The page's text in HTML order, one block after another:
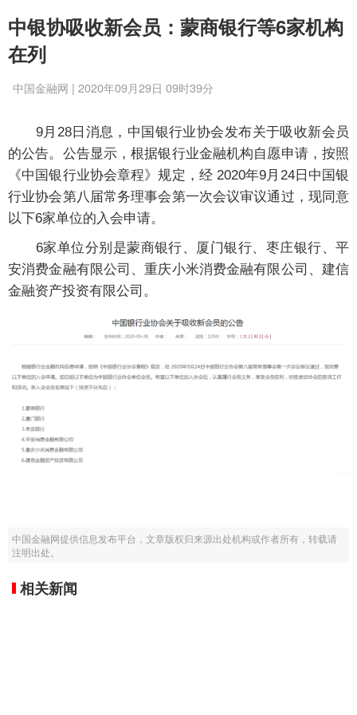
中银协吸收新会员：蒙商银行等6家机构
在列
中国金融网 | 2020年09月29日 09时39分
9月28日消息，中国银行业协会发布关于吸收新会员
的公告。公告显示，根据银行业金融机构自愿申请，按照
《中国银行业协会章程》规定，经 2020年9月24日中国银
行业协会第八届常务理事会第一次会议审议通过，现同意
以下6家单位的入会申请。
6家单位分别是蒙商银行、厦门银行、枣庄银行、平
安消费金融有限公司、重庆小米消费金融有限公司、建信
金融资产投资有限公司。
中国金融网提供信息发布平台，文章版权归来源出处机构或作者所有，转载请
注明出处。
相关新闻